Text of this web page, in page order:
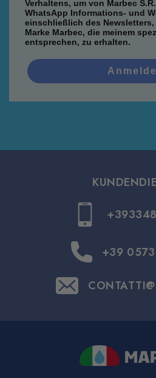
Verhaltens, um von Marbec
WhatsApp Informations- und
einschließlich des
Marke Marbec, die meinem
entsprechen, zu erhalten.
+39